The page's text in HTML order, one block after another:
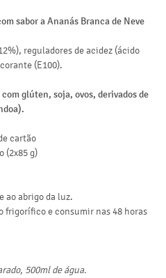
sabor a Ananás Branca de Neve
reguladores de acidez (ácido
(E100).
glúten, soja, ovos, derivados de
cartão
(2x85 g)
ao abrigo da luz.
frigorífico e consumir nas 48 horas
500ml de água.